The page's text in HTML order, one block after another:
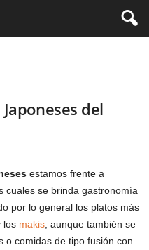
del
estamos frente a
cuales se brinda gastronomía
por lo general los platos más
los makis , aunque también se
o comidas de tipo fusión con